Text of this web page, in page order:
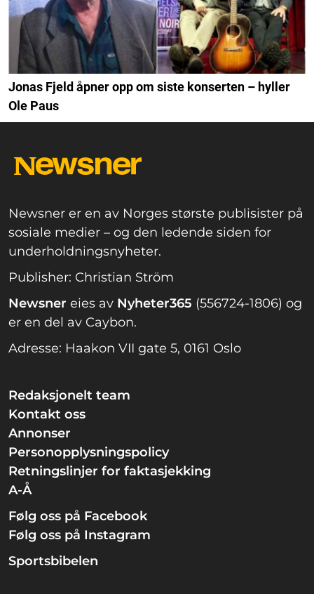
Jonas Fjeld åpner opp om siste konserten – hyller
Ole Paus
Newsner er en av Norges største publisister på
sosiale medier – og den ledende siden for
underholdningsnyheter.
Publisher: Christian Ström
Newsner eies av Nyheter365 (556724-1806) og
er en del av Caybon.
Adresse: Haakon VII gate 5, 0161 Oslo
Redaksjonelt team
Kontakt oss
Annonser
Personopplysningspolicy
Retningslinjer for faktasjekking
A-Å
Følg oss på Facebook
Følg oss på Instagram
Sportsbibelen